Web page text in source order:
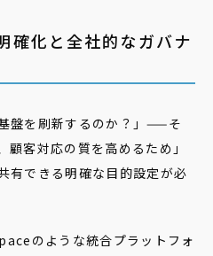
化と全社的なガバナ
盤を刷新するのか？」——そ
客対応の質を高めるため」
有できる明確な目的設定が必
のような統合プラットフォ